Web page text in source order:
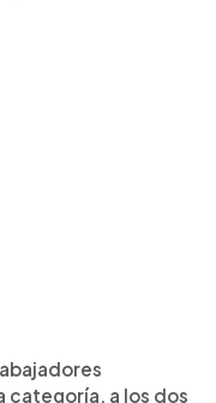
categoría, a los dos